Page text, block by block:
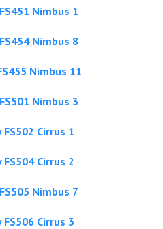
Nimbus 1
Nimbus 8
Nimbus 11
Nimbus 3
Cirrus 1
Cirrus 2
Nimbus 7
Cirrus 3